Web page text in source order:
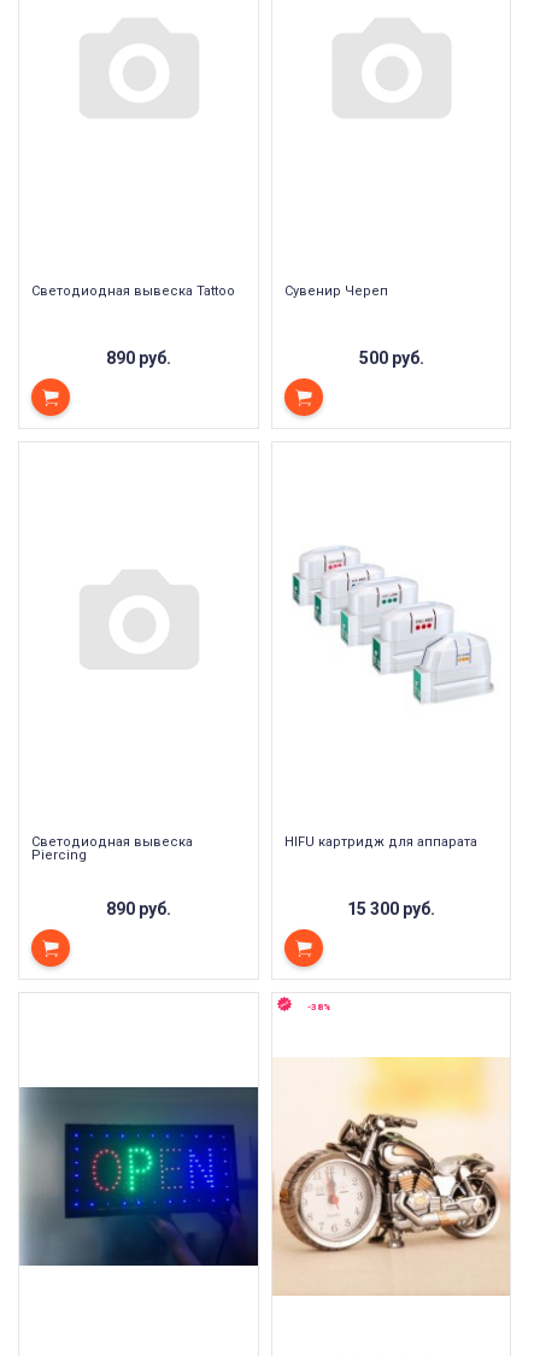
Светодиодная вывеска Tattoo
890 руб.
Сувенир Череп
500 руб.
Светодиодная вывеска
Piercing
890 руб.
HIFU картридж для аппарата
15 300 руб.
-38%